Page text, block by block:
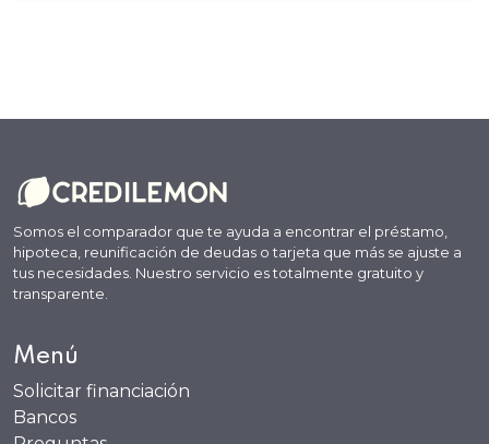
Somos el comparador que te ayuda a encontrar el préstamo,
hipoteca, reunificación de deudas o tarjeta que más se ajuste a
tus necesidades. Nuestro servicio es totalmente gratuito y
transparente.
Menú
Solicitar financiación
Bancos